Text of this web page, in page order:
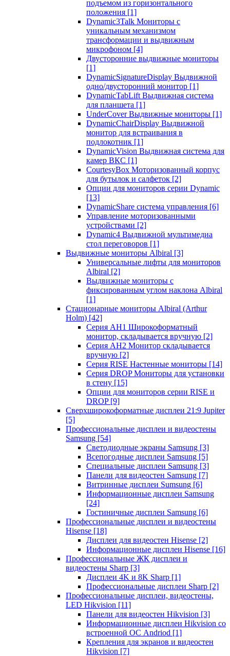
подъемом из горизонтального
положения [1]
Dynamic3Talk Мониторы с
уникальным механизмом
трансформации и выдвижным
микрофоном [4]
Двусторонние выдвижные мониторы
[1]
DynamicSignatureDisplay Выдвижной
одно/двусторонний монитор [1]
DynamicTabLift Выдвижная система
для планшета [1]
UnderCover Выдвижные мониторы [1]
DynamicChairDisplay Выдвижной
монитор для встраивания в
подлокотник [1]
DynamicVision Выдвижная система для
камер ВКС [1]
CourtesyBox Моторизованный корпус
для бутылок и салфеток [2]
Опции для мониторов серии Dynamic
[13]
DynamicShare система управления [6]
Управление моторизованными
устройствами [2]
Dynamic4 Выдвижной мультимедиа
стол переговоров [1]
Выдвижные мониторы Albiral [3]
Универсальные лифты для мониторов
Albiral [2]
Выдвижные мониторы с
фиксированным углом наклона Albiral
[1]
Стационарные мониторы Albiral (Arthur
Holm) [42]
Серия AH1 Широкоформатный
монитор, складывается вручную [2]
Серия AH2 Монитор складывается
вручную [2]
Серия RISE Настенные мониторы [14]
Серия DROP Мониторы для установки
в стену [15]
Опции для мониторов серии RISE и
DROP [9]
Сверхширокоформатные дисплеи 21:9 Jupiter
[5]
Профессиональные дисплеи и видеостены
Samsung [54]
Светодиодные экраны Samsung [3]
Всепогодные дисплеи Samsung [5]
Специальные дисплеи Samsung [3]
Панели для видеостен Samsung [7]
Витринные дисплеи Sumsung [6]
Информационные дисплеи Samsung
[24]
Гостиничные дисплеи Samsung [6]
Профессиональные дисплеи и видеостены
Hisense [18]
Дисплеи для видеостен Hisense [2]
Информационные дисплеи Hisense [16]
Профессиональные ЖК дисплеи и
видеостены Sharp [3]
Дисплеи 4K и 8K Sharp [1]
Профессиональные дисплеи Sharp [2]
Профессиональные дисплеи, видеостены,
LED Hikvision [11]
Панели для видеостен Hikvision [3]
Информационные дисплеи Hikvision со
встроенной ОС Andriod [1]
Крепления для экранов и видеостен
Hikvision [7]